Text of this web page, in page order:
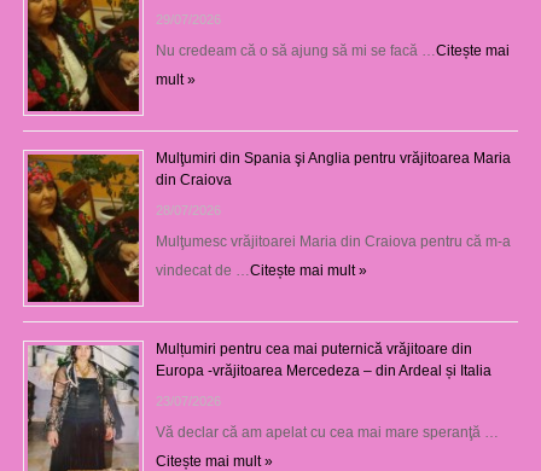
29/07/2026
Nu credeam că o să ajung să mi se facă … Citește mai
mult »
Mulţumiri din Spania şi Anglia pentru vrăjitoarea Maria
din Craiova
28/07/2026
Mulţumesc vrăjitoarei Maria din Craiova pentru că m-a
vindecat de … Citește mai mult »
Mulțumiri pentru cea mai puternică vrăjitoare din
Europa -vrăjitoarea Mercedeza – din Ardeal și Italia
23/07/2026
Vă declar că am apelat cu cea mai mare speranţă …
Citește mai mult »